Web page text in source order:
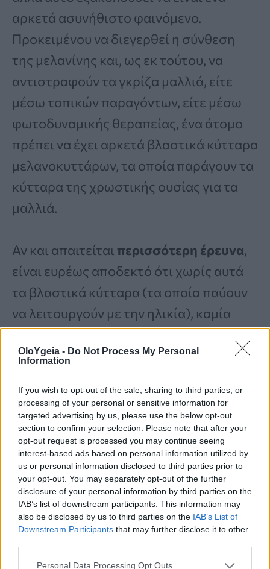
OloYgeia - Do Not Process My Personal
Information
If you wish to opt-out of the sale, sharing to third parties, or
processing of your personal or sensitive information for
targeted advertising by us, please use the below opt-out
section to confirm your selection. Please note that after your
opt-out request is processed you may continue seeing
interest-based ads based on personal information utilized by
us or personal information disclosed to third parties prior to
your opt-out. You may separately opt-out of the further
disclosure of your personal information by third parties on the
IAB’s list of downstream participants. This information may
also be disclosed by us to third parties on the IAB’s List of
Downstream Participants that may further disclose it to other
Personal Data Processing Opt Outs
αρκετά ασυνήθιστο φαινόμενο.
Προκειμένου να διεγερθεί η σύνθεση
της μελανίνης και, ως εκ τούτου, να
αντιστραφούν τα γκρίζα μαλλιά, είτε
μέσω τοπικών παραγόντων, είτε μέσω
φωτοδυναμικής θεραπείας, ένα άτομο
πρέπει να έχει αρκετά βλαστικά κύτταρα
μελανοκυττάρων, τα οποία παράγουν τα
κύτταρα της χρωστικής ουσίας για τα
μαλλιά.
Αν και απαιτείται περισσότερη έρευνα,
είναι ευρέως αποδεκτό ότι χωρίς αυτά
τα βλαστικά κύτταρα (τα οποία παύουν
να λειτουργούν με την ηλικία), καμία
θεραπεία δεν θα αποκαταστήσει το
αρχικό χρώμα των μαλλιών, ούτε
θεραπεία για τον επαναχρωματισμό των
μαλλιών σε αυτό το στάδιο.Οι
επιστήμονες όμως συνεχίζουν τις
μελέτες τουςμέχρι να βρουν έναν τρόπο
να ενεργοποιήσουν ξανά αυτά τα
κύτταρα και να διατηρήσουν την
παραγωγή μελανίνης κι έτσι να
καθυστερήσει το γκριζάρισμα των